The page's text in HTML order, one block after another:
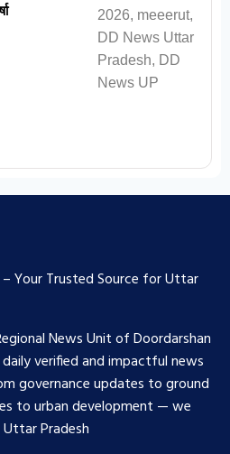
Your Trusted Source for Uttar
News Unit of Doordarshan
verified and impactful news
governance updates to ground
to urban development — we
Pradesh